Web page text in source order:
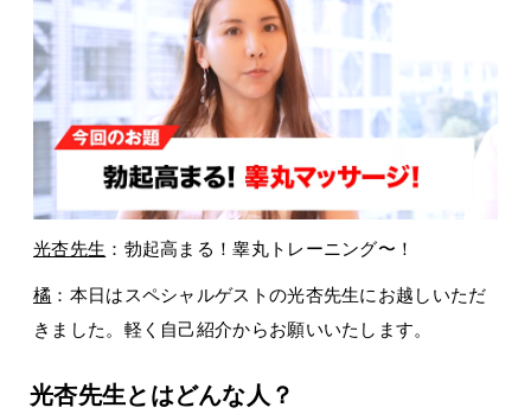
光杏先生 ：勃起高まる！睾丸トレーニング〜！
橘 ：本日はスペシャルゲストの光杏先生にお越しいただ
きました。軽く自己紹介からお願いいたします。
光杏先生とはどんな人？